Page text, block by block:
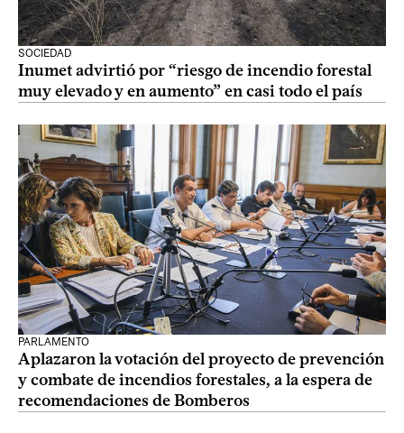
SOCIEDAD
Inumet advirtió por “riesgo de incendio forestal
muy elevado y en aumento” en casi todo el país
PARLAMENTO
Aplazaron la votación del proyecto de prevención
y combate de incendios forestales, a la espera de
recomendaciones de Bomberos